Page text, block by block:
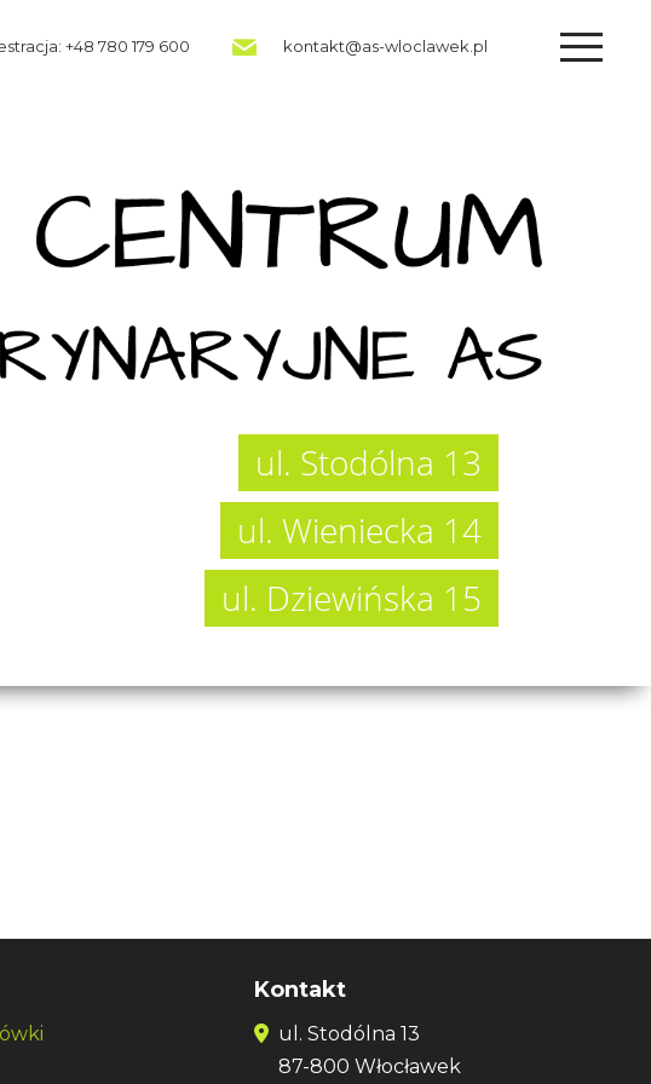
kontakt@as-wloclawek.pl
+48 780 179 600
ul. Stodólna 13
ul. Wieniecka 14
ul. Dziewińska 15
Kontakt
ul. Stodólna 13
87-800 Włocławek